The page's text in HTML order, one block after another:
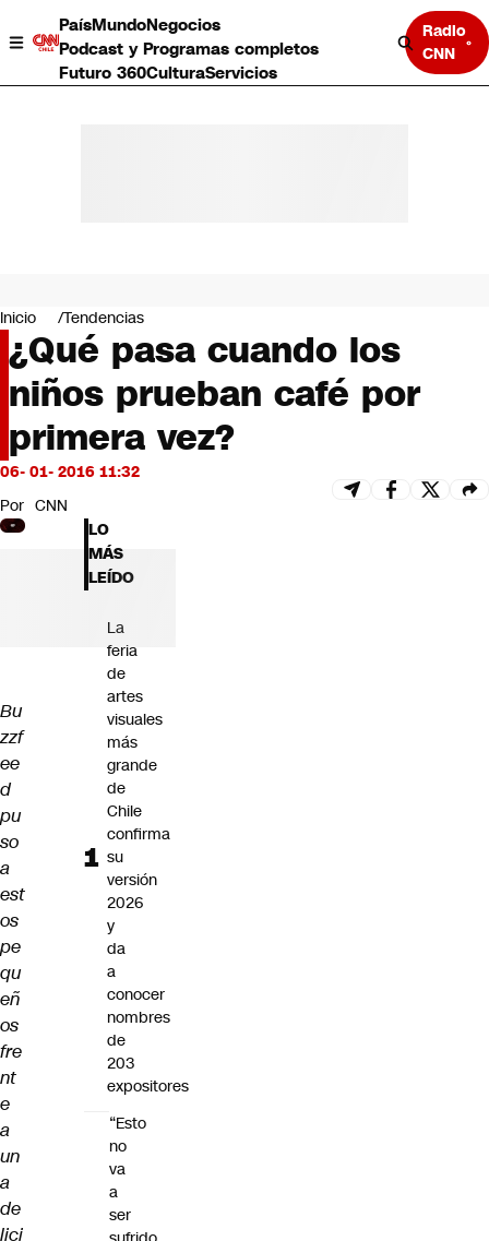
PaísMundoNegocios
Podcast y Programas completos
Futuro 360CulturaServicios
Radio
CNN
Negocios
Deportes
Programas completos
Cultura
Servicios
Bits
CNN tiempo
Futuro 360
Opinión
Inicio Tendencias
¿Qué pasa cuando los
niños prueban café por
primera vez?
06- 01- 2016 11:32
Por CNN
Bu
zzf
ee
d
pu
so
a
est
os
pe
qu
eñ
os
fre
nt
e
a
un
a
de
lici
LO
MÁS
LEÍDO
La
feria
de
artes
visuales
más
grande
de
Chile
confirma
su
versión
2026
y
da
a
conocer
nombres
de
203
expositores
“Esto
no
va
a
ser